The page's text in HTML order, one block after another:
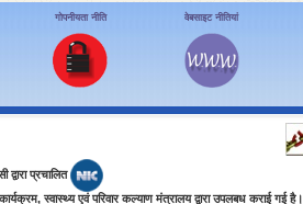
गोपनीयता नीति वेबसाइट नीतियां
द्वारा प्रचालित
स्‍वास्‍थ्‍य एवं परिवार कल्‍याण मंत्रालय द्वारा उपलबध कराई गई है।